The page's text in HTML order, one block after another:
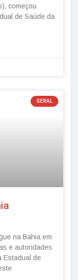
começou
de Saúde da
GERAL
na Bahia em
e autoridades
Estadual de